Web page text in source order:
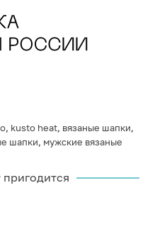
, kusto heat, вязаные шапки,
шапки, мужские вязаные